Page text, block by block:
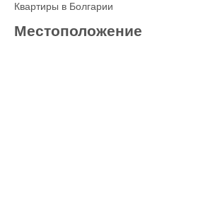
Квартиры в Болгарии
Местоположение